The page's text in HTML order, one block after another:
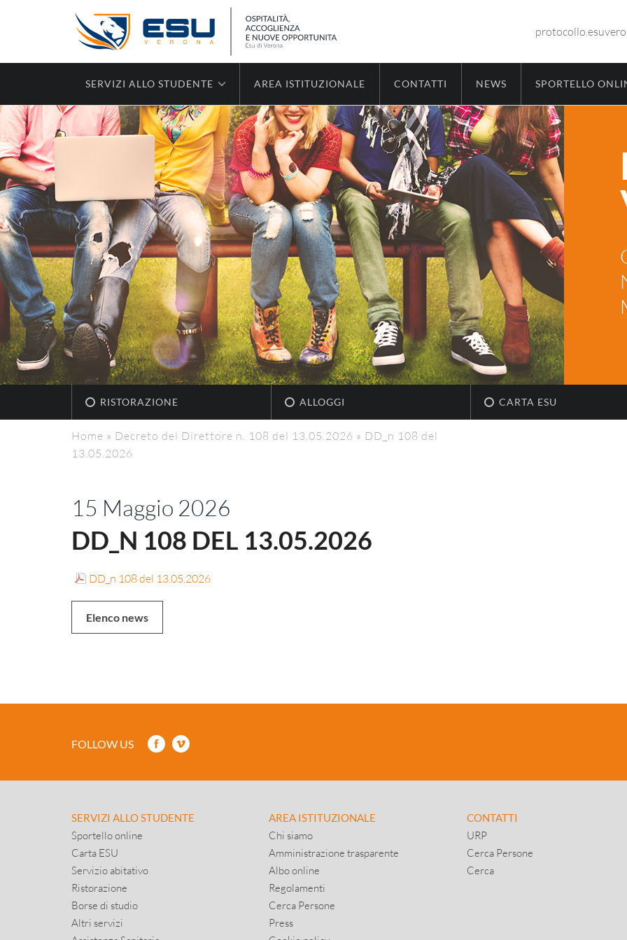
SERVIZI ALLO STUDENTE AREA ISTITUZIONALE CONTATTI NEWS SPORTELLO
RISTORAZIONE ALLOGGI CARTA ESU
Home » Decreto del Direttore n. 108 del 13.05.2026 » DD_n 108 del
13.05.2026
15 Maggio 2026
DD_N 108 DEL 13.05.2026
DD_n 108 del 13.05.2026
Elenco news
FOLLOW US
SERVIZI ALLO STUDENTE
Sportello online
Carta ESU
Servizio abitativo
Ristorazione
Borse di studio
Altri servizi
AREA ISTITUZIONALE
Chi siamo
Amministrazione trasparente
Albo online
Regolamenti
Cerca Persone
Press
CONTATTI
URP
Cerca Persone
Cerca